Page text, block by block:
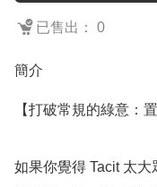
已售出： 0
簡介
【打破常規的綠意：
如果你覺得 Tacit 太